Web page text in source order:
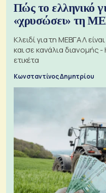
Πώς το ελληνικό
«χρυσώσει» τη
Κλειδί για τη ΜΕΒΓΑΛ
και σε κανάλια διανομής -
ετικέτα
Κωνσταντίνος Δημητρίου